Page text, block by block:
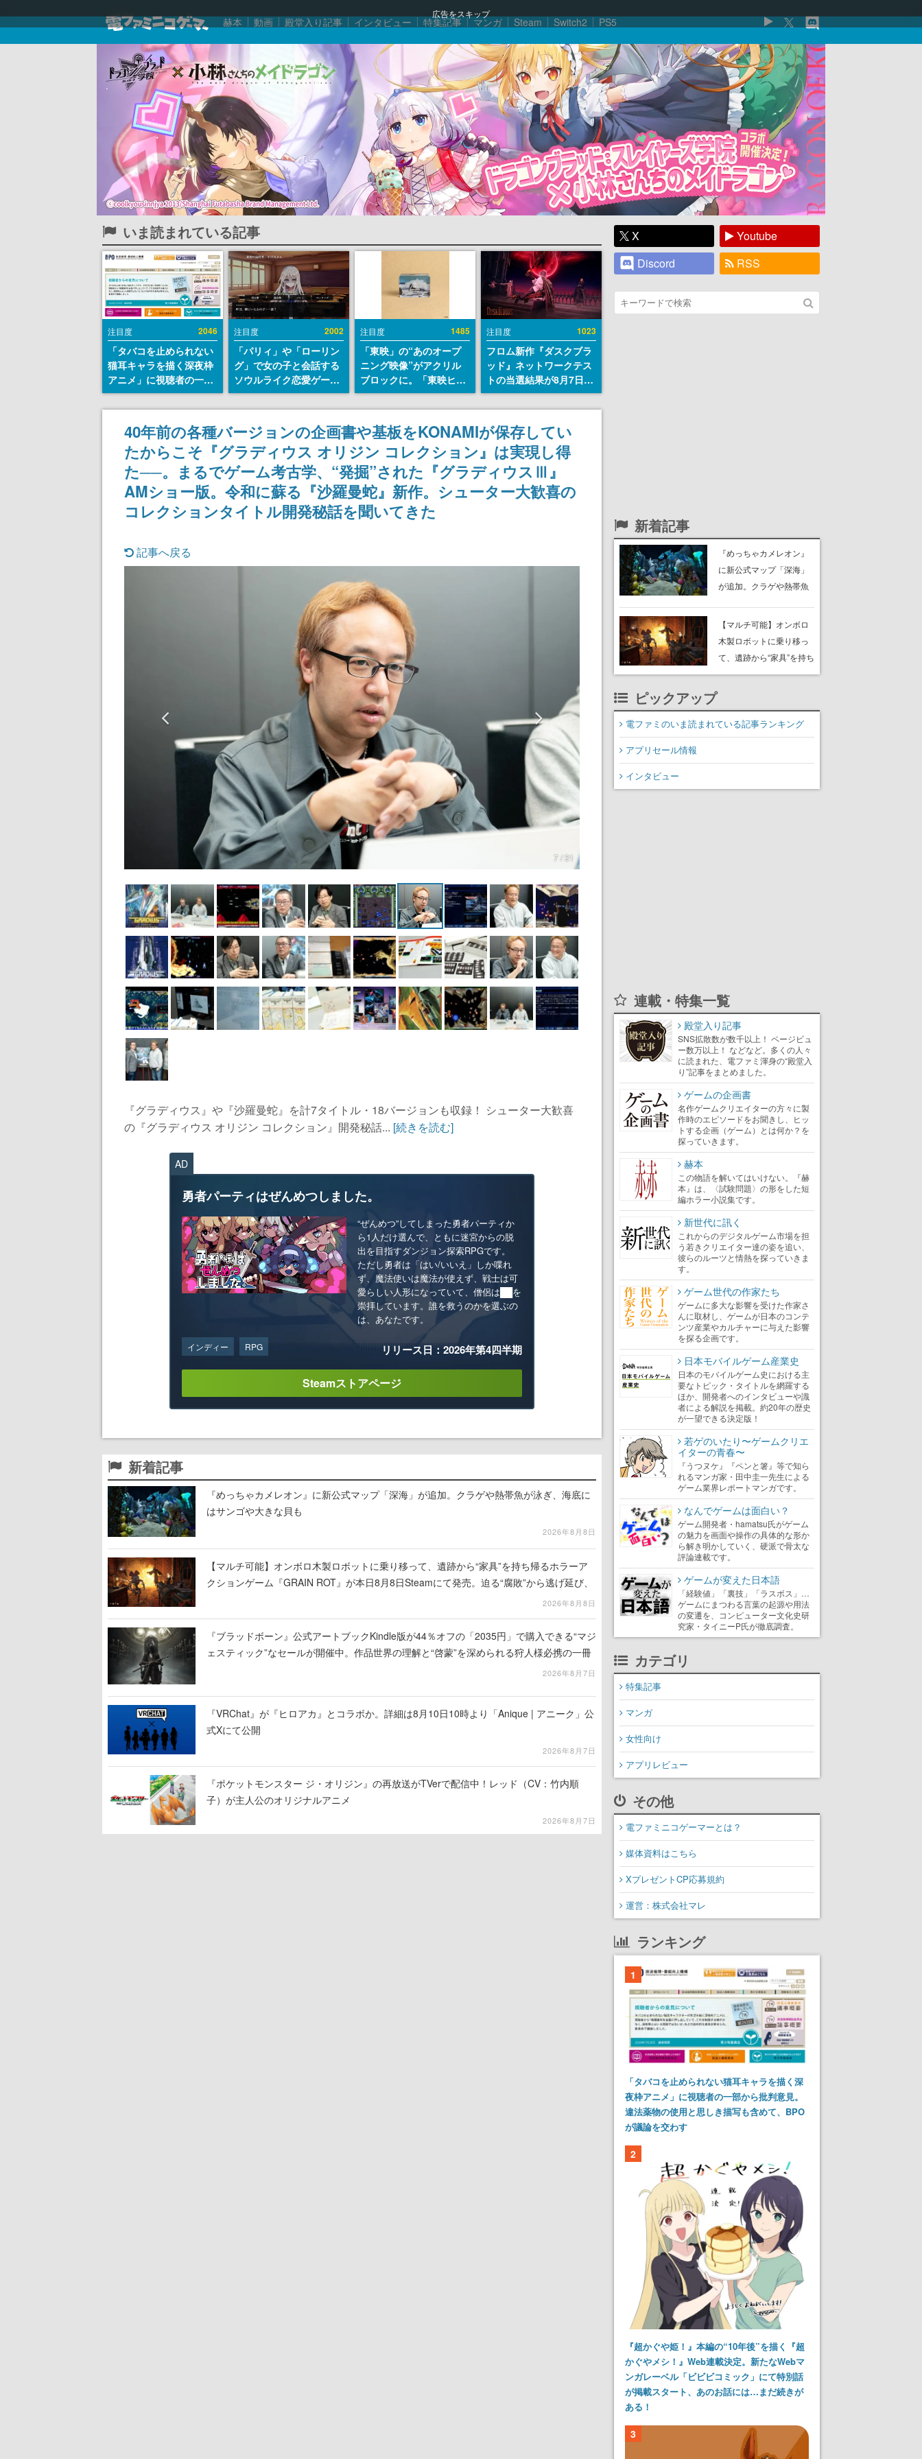
広告をスキップ
赫本 動画 殿堂入り記事 インタビュー 特集記事 マンガ Steam Switch2 PS5
いま読まれている記事
注目度 2046
「タバコを止められない
猫耳キャラを描く深夜枠
アニメ」に視聴者の一部
から批判意見。違法薬物
の使用と思しき描写も含
めて、BPOが議論を交わ
注目度 2002
「パリィ」や「ローリン
グ」で女の子と会話する
ソウルライク恋愛ゲーム
『小早川さんはソウルラ
イク』無料公開。返事に
失敗すると「YOU
DIED」
注目度 1485
「東映」の“あのオープ
ニング映像”がアクリル
ブロックに。「東映ヒス
トリカル グッズコレクシ
ョン」が8月下旬より発
売
注目度 1023
フロム新作『ダスクブラ
ッド』ネットワークテス
トの当選結果が8月7日22
時に発表。応募サイトの
マイページから確認可
能、テスト実施は8月21
日～24日
40年前の各種バージョンの企画書や基板をKONAMIが保存してい
たからこそ『グラディウス オリジン コレクション』は実現し得
た──。まるでゲーム考古学、“発掘”された『グラディウスⅢ』
AMショー版。令和に蘇る『沙羅曼蛇』新作。シューター大歓喜の
コレクションタイトル開発秘話を聞いてきた
記事へ戻る
7 / 31
『グラディウス』や『沙羅曼蛇』を計7タイトル・18バージョンも収録！ シューター大歓喜
の『グラディウス オリジン コレクション』開発秘話... [続きを読む]
AD
勇者パーティはぜんめつしました。
“ぜんめつ”してしまった勇者パーティか
ら1人だけ選んで、ともに迷宮からの脱
出を目指すダンジョン探索RPGです。
ただし勇者は「はい/いいえ」しか喋れ
ず、魔法使いは魔法が使えず、戦士は可
愛らしい人形になっていて、僧侶は██を
崇拝しています。誰を救うのかを選ぶの
は、あなたです。
インディー RPG リリース日：2026年第4四半期
Steamストアページ
新着記事
『めっちゃカメレオン』に新公式マップ「深海」が追加。クラゲや熱帯魚が泳ぎ、海底に
はサンゴや大きな貝も
2026年8月8日
【マルチ可能】オンボロ木製ロボットに乗り移って、遺跡から“家具”を持ち帰るホラーア
クションゲーム『GRAIN ROT』が本日8月8日Steamにて発売。迫る“腐敗”から逃げ延び、
2026年8月8日
『ブラッドボーン』公式アートブックKindle版が44％オフの「2035円」で購入できる“マジ
ェスティック”なセールが開催中。作品世界の理解と“啓蒙”を深められる狩人様必携の一冊
2026年8月7日
『VRChat』が『ヒロアカ』とコラボか。詳細は8月10日10時より「Anique | アニーク」公
式Xにて公開
2026年8月7日
『ポケットモンスター ジ・オリジン』の再放送がTVerで配信中！レッド（CV：竹内順
子）が主人公のオリジナルアニメ
2026年8月7日
X
Youtube
Discord
RSS
新着記事
『めっちゃカメレオン』
に新公式マップ「深海」
が追加。クラゲや熱帯魚
や大きな貝も
【マルチ可能】オンボロ
木製ロボットに乗り移っ
て、遺跡から“家具”を持ち
帰るホラーアクションゲ
売。迫る“腐敗”から逃げ延
び、持ち帰った家具で基
ピックアップ
電ファミのいま読まれている記事ランキング
アプリセール情報
インタビュー
連載・特集一覧
殿堂入り記事
SNS拡散数が数千以上！ ページビュ
ー数万以上！ などなど。多くの人々
に読まれた、電ファミ渾身の“殿堂入
り”記事をまとめました。
ゲームの企画書
名作ゲームクリエイターの方々に製
作時のエピソードをお聞きし、ヒッ
トする企画（ゲーム）とは何か？を
探っていきます。
赫本
この物語を解いてはいけない。『赫
本』は、〈試験問題〉の形をした短
編ホラー小説集です。
新世代に訊く
これからのデジタルゲーム市場を担
う若きクリエイター達の姿を追い、
彼らのルーツと情熱を探っていきま
す。
ゲーム世代の作家たち
ゲームに多大な影響を受けた作家さ
んに取材し、ゲームが日本のコンテ
ンツ産業やカルチャーに与えた影響
を探る企画です。
日本モバイルゲーム産業史
日本のモバイルゲーム史における主
要なトピック・タイトルを網羅する
ほか、開発者へのインタビューや識
者による解説を掲載。約20年の歴史
が一望できる決定版！
若ゲのいたり〜ゲームクリエ
イターの青春〜
『うつヌケ』『ペンと箸』等で知ら
れるマンガ家・田中圭一先生による
ゲーム業界レポートマンガです。
なんでゲームは面白い？
ゲーム開発者・hamatsu氏がゲーム
の魅力を画面や操作の具体的な形か
ら解き明かしていく、硬派で骨太な
評論連載です。
ゲームが変えた日本語
「経験値」「裏技」「ラスボス」…
ゲームにまつわる言葉の起源や用法
の変遷を、コンピューター文化史研
究家・タイニーP氏が徹底調査。
カテゴリ
特集記事
マンガ
女性向け
アプリレビュー
その他
電ファミニコゲーマーとは？
媒体資料はこちら
XプレゼントCP応募規約
運営：株式会社マレ
ランキング
1
「タバコを止められない猫耳キャラを描く深
夜枠アニメ」に視聴者の一部から批判意見。
違法薬物の使用と思しき描写も含めて、BPO
が議論を交わす
2
『超かぐや姫！』本編の“10年後”を描く『超
かぐやメシ！』Web連載決定。新たなWebマ
ンガレーベル「ビビビコミック」にて特別話
が掲載スタート、あのお話には…まだ続きが
ある！
3